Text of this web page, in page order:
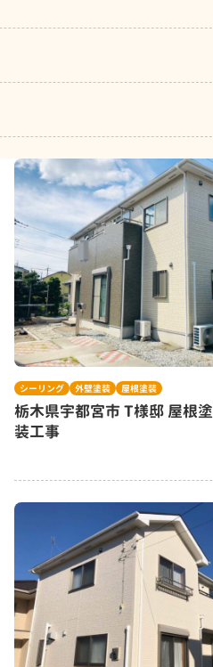
シーリング 外壁塗装 屋根塗装
栃木県宇都宮市 T様邸 屋根
装工事